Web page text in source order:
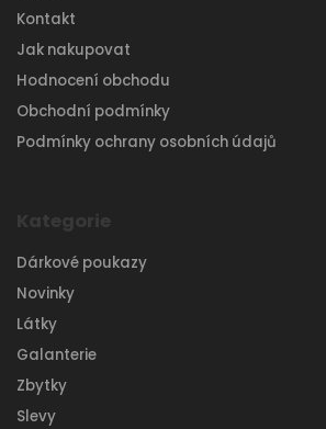
Kontakt
Jak nakupovat
Hodnocení obchodu
Obchodní podmínky
Podmínky ochrany osobních údajů
Kategorie
Dárkové poukazy
Novinky
Látky
Galanterie
Zbytky
Slevy